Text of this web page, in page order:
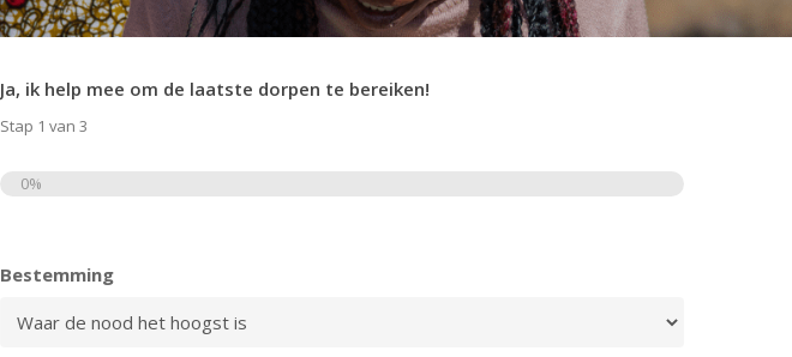
Ja, ik help mee om de laatste dorpen te bereiken!
Stap 1 van 3
0%
Bestemming